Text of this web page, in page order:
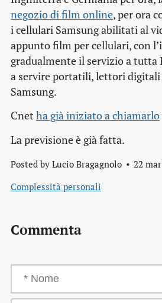
negozio di film online, per ora
i cellulari Samsung abilitati al
appunto film per cellulari, con
gradualmente il servizio a tutta
a servire portatili, lettori
Samsung.
Cnet ha già iniziato a chiamarlo
La previsione è già fatta.
Posted by Lucio Bragagnolo 22
Complessità personali
Commenta